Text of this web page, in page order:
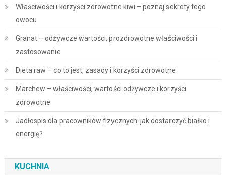
Właściwości i korzyści zdrowotne kiwi – poznaj sekrety tego
owocu
Granat – odżywcze wartości, prozdrowotne właściwości i
zastosowanie
Dieta raw – co to jest, zasady i korzyści zdrowotne
Marchew – właściwości, wartości odżywcze i korzyści
zdrowotne
Jadłospis dla pracowników fizycznych: jak dostarczyć białko i
energię?
KUCHNIA